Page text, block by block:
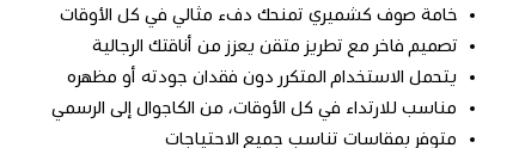
خامة صوف كشميري تمنحك دفء مثالي في كل الأوقات
تصميم فاخر مع تطريز متقن يعزز من أناقتك الرجالية
يتحمل الاستخدام المتكرر دون فقدان جودته أو مظهره
مناسب للارتداء في كل الأوقات، من الكاجوال إلى الرسمي
متوفر بمقاسات تناسب جميع الاحتياجات